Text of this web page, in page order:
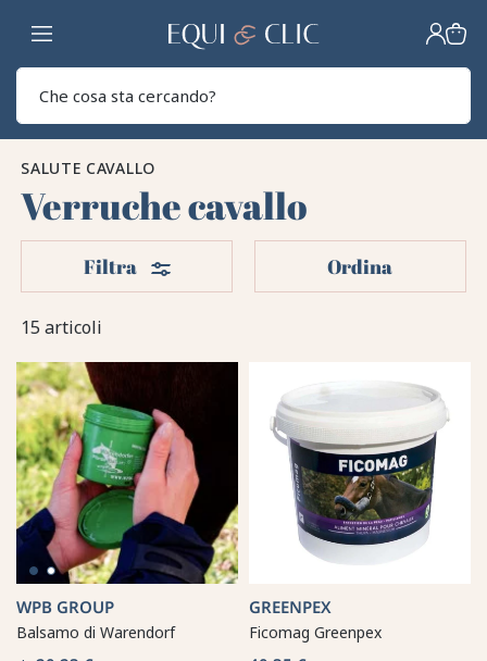
Casa
SALUTE CAVALLO
Verruche cavallo
15 articoli
Filtra Filtri Ordina
WPB GROUP
Balsamo di Warendorf
GREENPEX
Ficomag Greenpex